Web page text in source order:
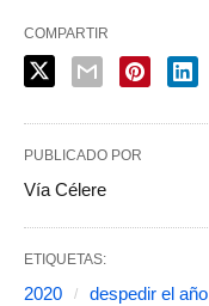
COMPARTIR
PUBLICADO POR
Vía Célere
ETIQUETAS:
2020 despedir el año